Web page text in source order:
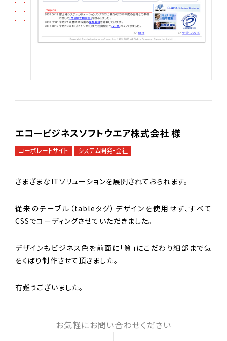
エコービジネスソフトウエア株式会社 様
コーポレートサイト システム開発・会社
さまざまなITソリューションを展開されておられます。
従来のテーブル（tableタグ）デザインを使用せず、すべて
CSSでコーディングさせていただきました。
デザインもビジネス色を前面に「質」にこだわり細部まで気
をくばり制作させて頂きました。
有難うございました。
お気軽にお問い合わせください